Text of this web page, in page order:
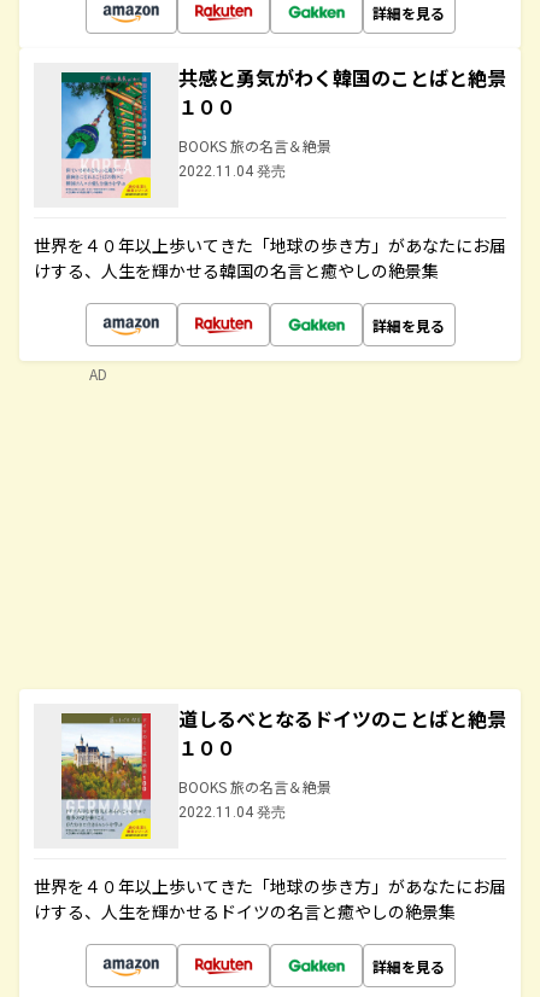
詳細を見る
共感と勇気がわく韓国のことばと絶景
１００
BOOKS 旅の名言＆絶景
2022.11.04 発売
世界を４０年以上歩いてきた「地球の歩き方」があなたにお届
けする、人生を輝かせる韓国の名言と癒やしの絶景集
詳細を見る
道しるべとなるドイツのことばと絶景
１００
BOOKS 旅の名言＆絶景
2022.11.04 発売
世界を４０年以上歩いてきた「地球の歩き方」があなたにお届
けする、人生を輝かせるドイツの名言と癒やしの絶景集
詳細を見る
AD